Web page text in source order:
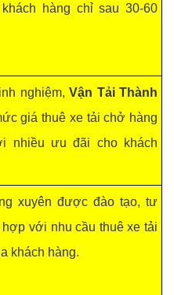
hàng chỉ sau 30-60
nghiệm,Vận Tải Thành
giá thuê xe tải chở hàng
nhiều ưu đãi cho khách
xuyên được đào tạo, tư
với nhu cầu thuê xe tải
khách hàng.